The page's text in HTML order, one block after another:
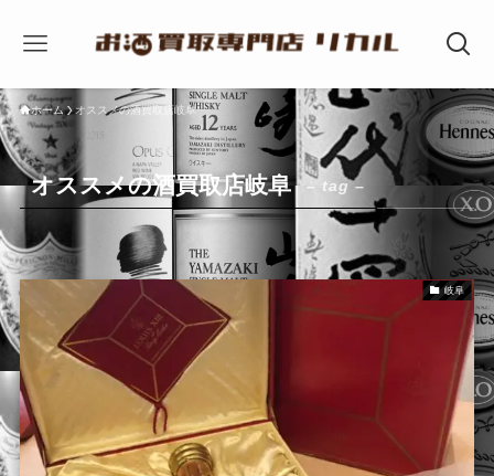
ホーム オススメの酒買取店岐阜
オススメの酒買取店岐阜 – tag –
岐阜